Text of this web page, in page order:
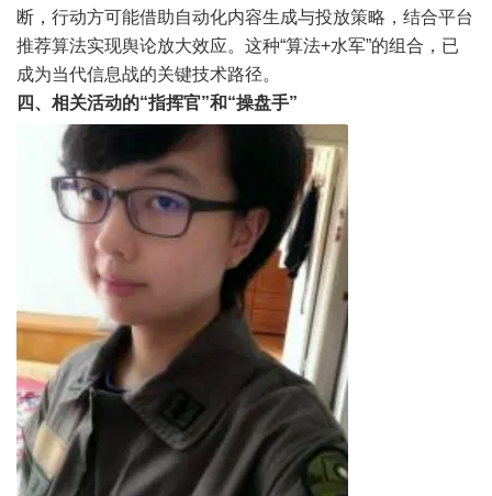
断，行动方可能借助自动化内容生成与投放策略，结合平台
推荐算法实现舆论放大效应。这种“算法+水军”的组合，已
成为当代信息战的关键技术路径。
四、相关活动的“指挥官”和“操盘手”